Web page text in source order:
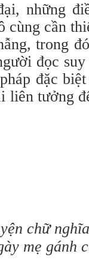
những
cùng cần
trong
đọc
đặc
liên tưởng
chữ nghĩa
mẹ gánh